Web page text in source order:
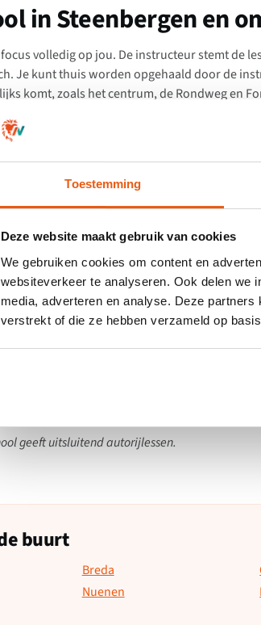
Toestemming
Deze website maakt gebruik van cookies
We gebruiken cookies om content en
websiteverkeer te analyseren. Ook delen we
media, adverteren en analyse. Deze
verstrekt of die ze hebben verzameld op
in Steenbergen en
volledig op jou. De instructeur stemt de
Je kunt thuis worden opgehaald door de
komt, zoals het centrum, de Rondweg en
die jou uitkomen. Onze instructeurs zijn
Liever rijles in
in heel Nederland.
cursus
rijbewijs cursus
bij Nationale Rijschool
plaats binnen 1 tot 4 weken. Je kunt
over een maand, afhankelijk van hoeveel
je snel progressie boekt. Je rijexamen
dus je kunt direct beginnen.
proefles
en kost eenmalig €45. Zodra je doorgaat
terug op het lespakket. Dus eigenlijk is de
geeft uitsluitend autorijlessen.
buurt
Breda
Nuenen